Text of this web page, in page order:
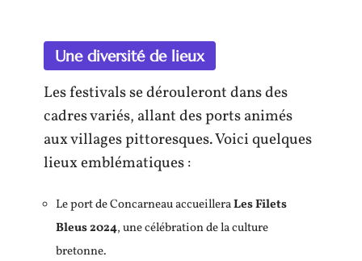
Une diversité de lieux
Les festivals se dérouleront dans des
cadres variés, allant des ports animés
aux villages pittoresques. Voici quelques
lieux emblématiques :
Le port de Concarneau accueilleraLes Filets
Bleus 2024, une célébration de la culture
bretonne.